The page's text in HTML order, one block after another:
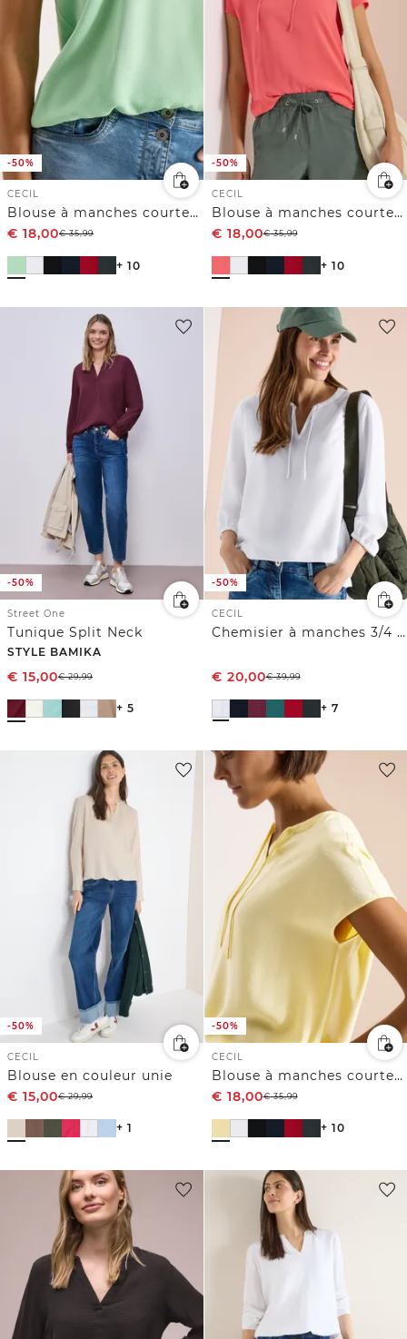
-50%
CECIL
Blouse à manches courtes avec mélange de structures
€ 18,00€35,99
+ 10
-50%
CECIL
Blouse à manches courtes avec mélange de structures
€ 18,00€35,99
+ 10
-50%
Street One
Tunique Split Neck
STYLE BAMIKA
€ 15,00€29,99
+ 5
-50%
CECIL
Chemisier à manches 3/4 avec col fendu
€ 20,00€39,99
+ 7
-50%
CECIL
Blouse en couleur unie
€ 15,00€29,99
+ 1
-50%
CECIL
Blouse à manches courtes avec mélange de structures
€ 18,00€35,99
+ 10